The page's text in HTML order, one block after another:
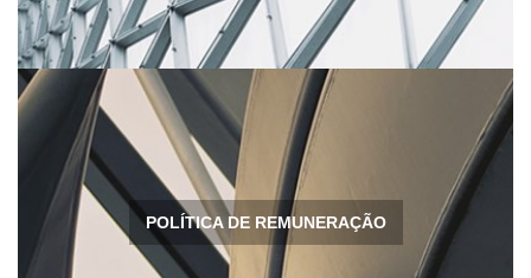
POLÍTICA DE REMUNERAÇÃO